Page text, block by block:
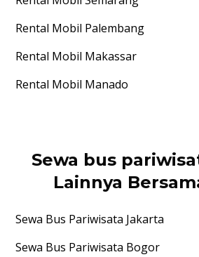
Rental Mobil Palembang
Rental Mobil Makassar
Rental Mobil Manado
Sewa bus
Lainnya
Sewa Bus Pariwisata Jakarta
Sewa Bus Pariwisata Bogor